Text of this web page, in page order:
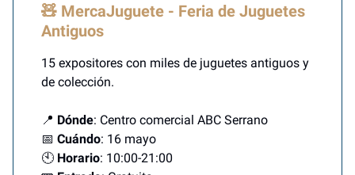
🧸 MercaJuguete - Feria de Juguetes
Antiguos
15 expositores con miles de juguetes antiguos y
de colección.
📍 Dónde: Centro comercial ABC Serrano
📅 Cuándo: 16 mayo
🕙 Horario: 10:00-21:00